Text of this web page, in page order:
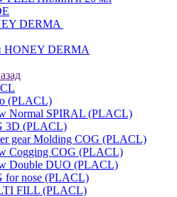
DERMA
HONEY DERMA
(PLACL)
Normal SPIRAL (PLACL)
3D (PLACL)
gear Molding COG (PLACL)
Cogging COG (PLACL)
Double DUO (PLACL)
for nose (PLACL)
FILL (PLACL)